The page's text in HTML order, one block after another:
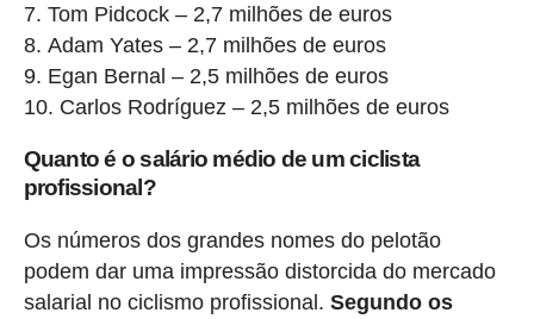
Tom Pidcock – 2,7 milhões de euros
Adam Yates – 2,7 milhões de euros
Egan Bernal – 2,5 milhões de euros
Carlos Rodríguez – 2,5 milhões de euros
Quanto é o salário médio de um ciclista
profissional?
Os números dos grandes nomes do pelotão
podem dar uma impressão distorcida do mercado
salarial no ciclismo profissional. Segundo os